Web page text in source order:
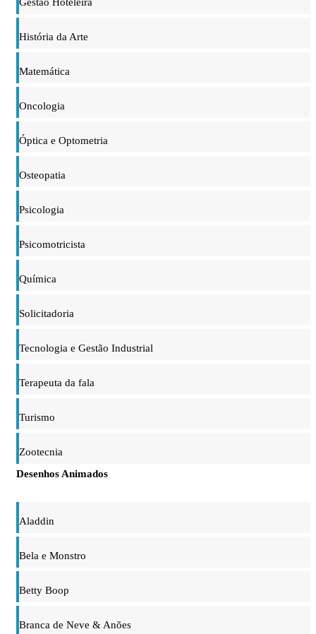
História da Arte
Matemática
Oncologia
Óptica e Optometria
Osteopatia
Psicologia
Psicomotricista
Química
Solicitadoria
Tecnologia e Gestão Industrial
Terapeuta da fala
Turismo
Zootecnia
Desenhos Animados
Aladdin
Bela e Monstro
Betty Boop
Branca de Neve & Anões